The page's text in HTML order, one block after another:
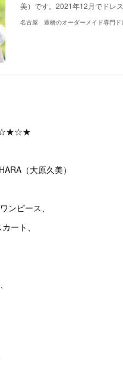
美）です。2021年12月でドレ
名古屋 豊橋のオーダーメイド専門ド
（大原久美）
ンピース、
ート、